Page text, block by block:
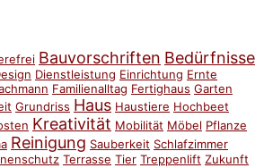
Bauvorschriften Bedürfnisse
Dienstleistung Einrichtung Ernte
Familienalltag Fertighaus Garten
Grundriss Haus Haustiere Hochbeet
Kreativität Mobilität Möbel Pflanze
Reinigung Sauberkeit Schlafzimmer
Terrasse Tier Treppenlift Zukunft